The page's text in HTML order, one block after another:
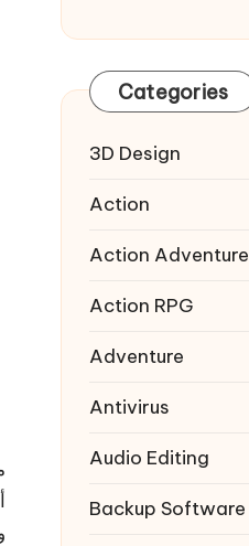
Categories
3D Design
Action
Action Adventure
Action RPG
Adventure
Antivirus
Audio Editing
Backup Software